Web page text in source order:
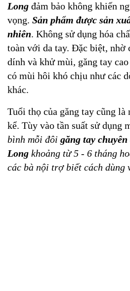
Long đảm bảo không khiến
vọng. Sản phẩm được sản
nhiên. Không sử dụng hóa
toàn với da tay. Đặc biệt, nhờ
dính và khử mùi, găng tay
có mùi hôi khó chịu như các
khác.
Tuổi thọ của găng tay cũng là
kể. Tùy vào tần suất sử dụng
bình mỗi đôi găng tay
Long khoảng từ 5 - 6 tháng
các bà nội trợ biết cách dùng